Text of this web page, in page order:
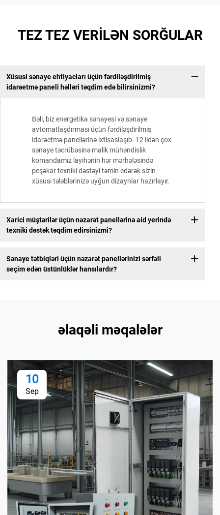
TEZ TEZ VERİLƏN SORĞULAR
Xüsusi sənaye ehtiyacları üçün fərdiləşdirilmiş
idarəetmə paneli həlləri təqdim edə bilirsinizmi?
Bəli, biz energetika sənayesi və sənaye
avtomatlaşdırması üçün fərdiləşdirilmiş
idarəetmə panellərinə ixtisaslaşıb. 12 ildən çox
sənaye təcrübəsinə malik mühəndislik
komandamız layihənin hər mərhələsində
peşəkar texniki dəstəyi təmin edərək sizin
xüsusi tələblərinizə uyğun dizaynlar hazırlayır.
Xarici müştərilər üçün nəzarət panellərinə aid yerində
texniki dəstək təqdim edirsinizmi?
Sənaye tətbiqləri üçün nəzarət panellərinizi sərfəli
seçim edən üstünlüklər hansılardır?
əlaqəli məqalələr
10
Sep